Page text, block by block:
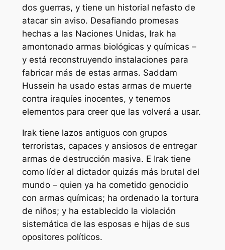
dos guerras, y tiene un historial nefasto de
atacar sin aviso. Desafiando promesas
hechas a las Naciones Unidas, Irak ha
amontonado armas biológicas y químicas –
y está reconstruyendo instalaciones para
fabricar más de estas armas. Saddam
Hussein ha usado estas armas de muerte
contra iraquíes inocentes, y tenemos
elementos para creer que las volverá a usar.
Irak tiene lazos antiguos con grupos
terroristas, capaces y ansiosos de entregar
armas de destrucción masiva. E Irak tiene
como líder al dictador quizás más brutal del
mundo – quien ya ha cometido genocidio
con armas químicas; ha ordenado la tortura
de niños; y ha establecido la violación
sistemática de las esposas e hijas de sus
opositores políticos.